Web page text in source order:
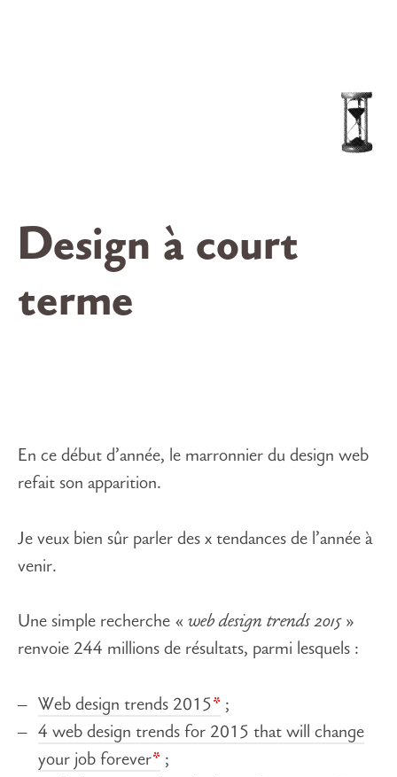
Design à court
terme
En ce début d’année, le marronnier du design web
refait son apparition.
Je veux bien sûr parler des x tendances de l’année à
venir.
Une simple recherche « web design trends 2015»
renvoie 244 millions de résultats, parmi lesquels :
Web design trends 2015 ;
4 web design trends for 2015 that will change
your job forever ;